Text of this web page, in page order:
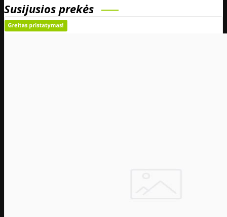
Susijusios prekės